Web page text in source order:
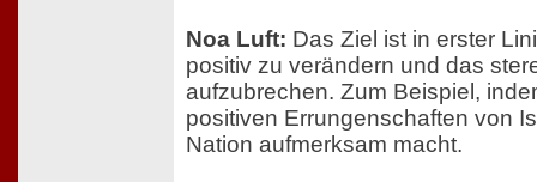
Noa Luft: Das Ziel ist in erster
positiv zu verändern und das
aufzubrechen. Zum Beispiel,
positiven Errungenschaften von
Nation aufmerksam macht.